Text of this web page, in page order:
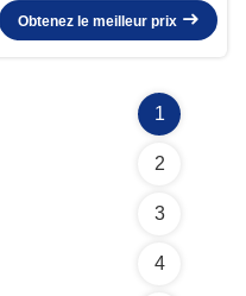
réseau onde sinusoïdale pure
pour système solaire Dimensions
Obtenez le meilleur prix
1
2
3
4